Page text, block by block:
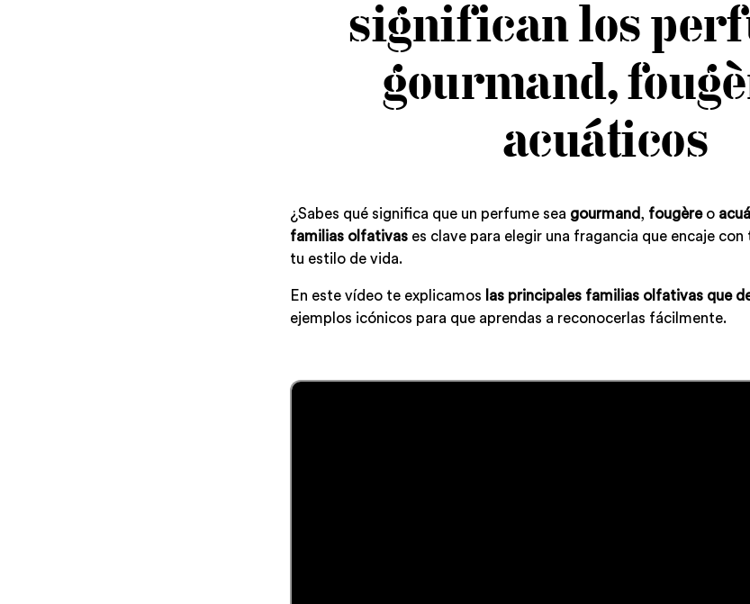
significan los
gourmand,
acuáticos
¿Sabes qué significa que un perfume sea gourmand, fougèreo
familias olfativas es clave para elegir una fragancia que encaje
tu estilo de vida.
En este vídeo te explicamos las principales familias olfativas que
ejemplos icónicos para que aprendas a reconocerlas fácilmente.